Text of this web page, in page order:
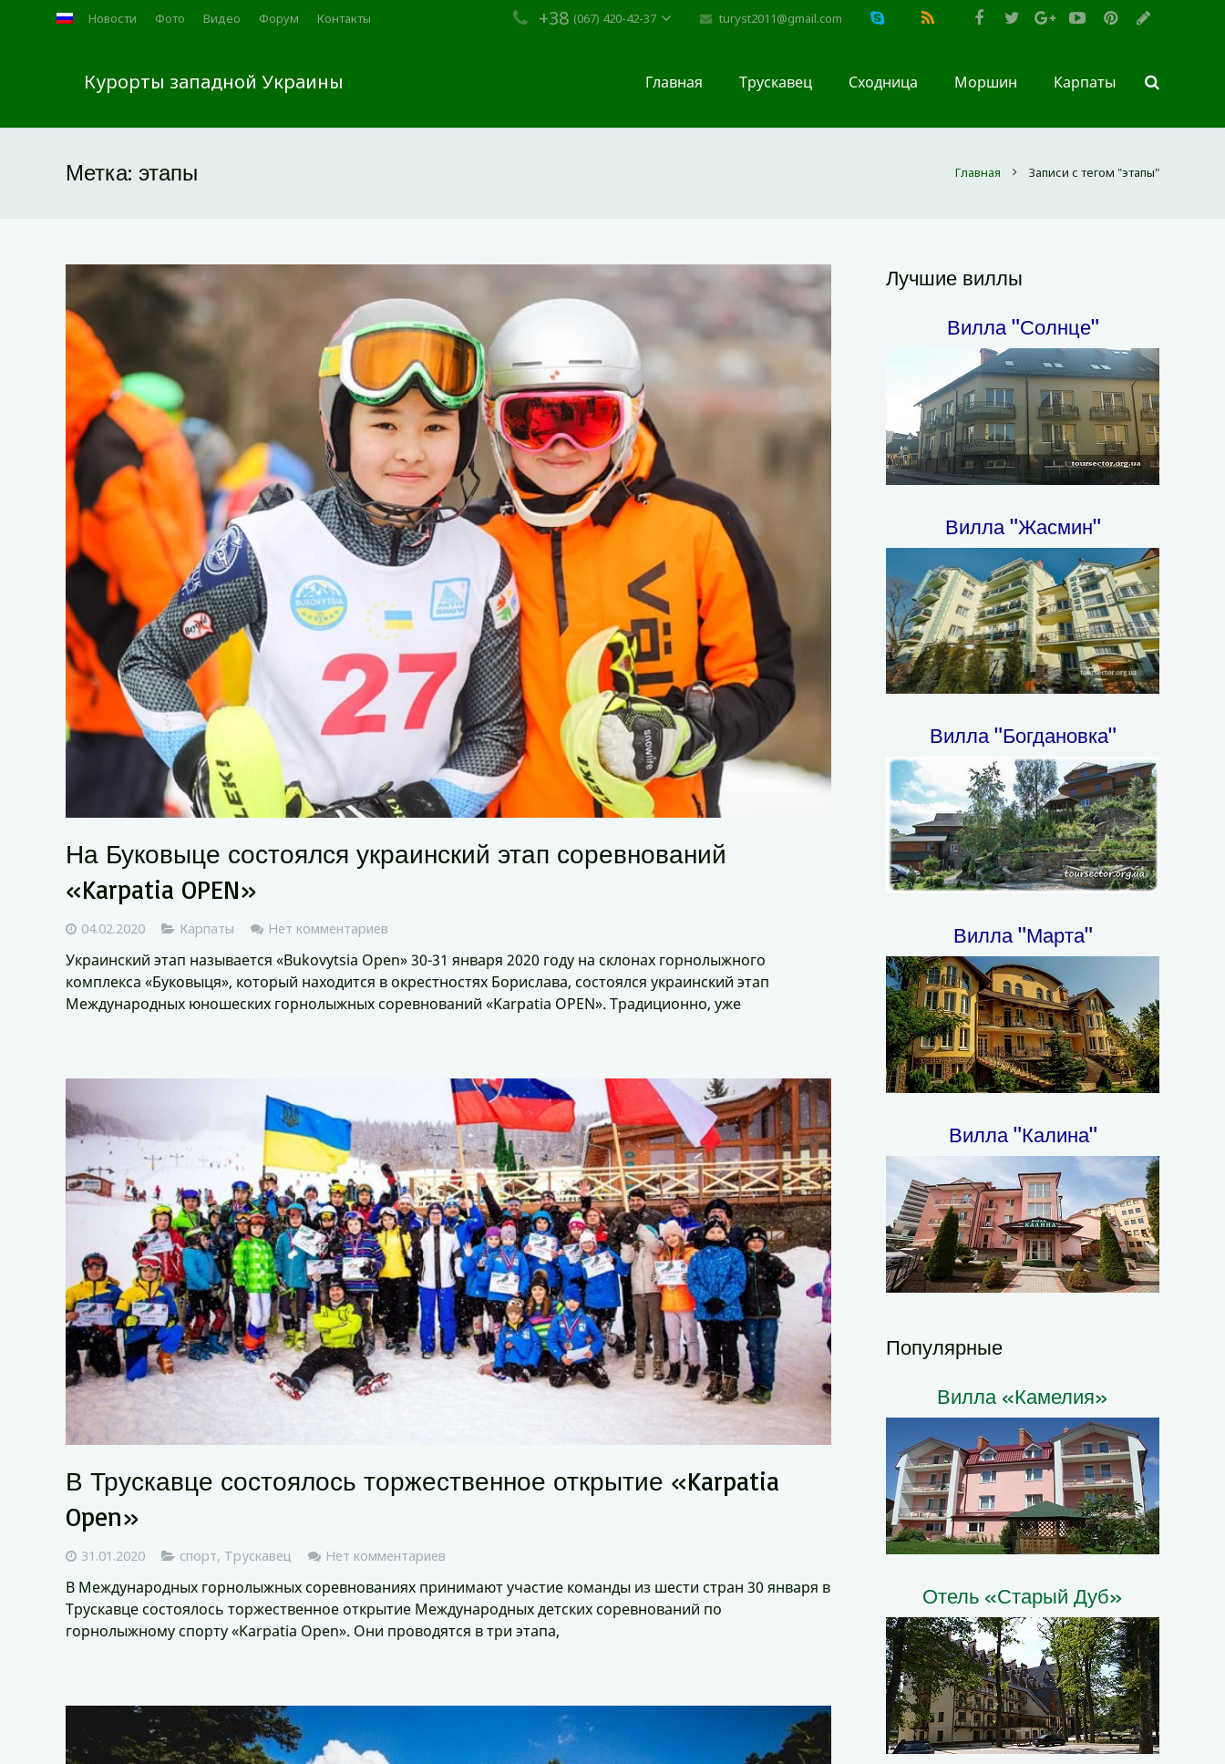
Новости Фото Видео Форум Контакты +38 (067) 420-42-37 turyst2011@gmail.com
Курорты западной Украины Главная Трускавец Сходница Моршин Карпаты
Метка: этапы Главная Записи с тегом "этапы"
На Буковыце состоялся украинский этап соревнований
«Karpatia OPEN»
04.02.2020 Карпаты Нет комментариев
Украинский этап называется «Bukovytsia Oрen» 30-31 января 2020 году на склонах горнолыжного
комплекса «Буковыця», который находится в окрестностях Борислава, состоялся украинский этап
Международных юношеских горнолыжных соревнований «Karpatia OPEN». Традиционно, уже
В Трускавце состоялось торжественное открытие «Karpatia
Open»
31.01.2020 спорт, Трускавец Нет комментариев
В Международных горнолыжных соревнованиях принимают участие команды из шести стран 30 января в
Трускавце состоялось торжественное открытие Международных детских соревнований по
горнолыжному спорту «Karpatia Open». Они проводятся в три этапа,
Лучшие виллы
Вилла "Солнце"
Вилла "Жасмин"
Вилла "Богдановка"
Вилла "Марта"
Вилла "Калина"
Популярные
Вилла «Камелия»
Отель «Старый Дуб»